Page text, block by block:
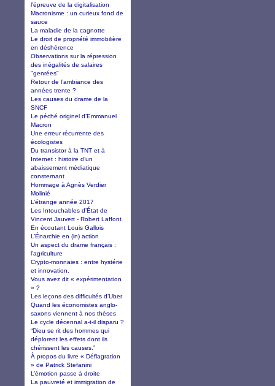
l'épreuve de la digitalisation
Macronisme : un curieux fond de
sauce
La maladie de la cagnotte
Le droit de propriété immobilière
en déshérence
Observations sur la répression
des inégalités de salaires
"genrées"
Retour de l’ambiance des
années trente ?
Les causes du drame de la
SNCF
Le péché originel d’Emmanuel
Macron
Une erreur récurrente des
écologistes
Du transistor à la TNT et à
Internet : histoire d’un
abaissement médiatique
consternant
Hommage à Agnès Verdier
Molinié
L’étrange année 2017
Les Intouchables d’État de
Vincent Jauvert - Robert Laffont
En écoutant Louis Gallois
L’Énarchie en (in) action
Un aspect du drame français :
l'agriculture
Crypto-monnaies : entre hystérie
et innovation.
Vous avez dit « expérimentation
» ?
Les leçons des difficultés d’Uber
Quand les économistes anglo-
saxons viennent à nos thèses
Le cycle décennal a-t-il disparu ?
“Dieu se rit des hommes qui
déplorent les effets dont ils
chérissent les causes.”
À propos du livre « Déflagration
» de Patrick Stefanini
L’émotion passe à droite
La pauvreté et immigration de